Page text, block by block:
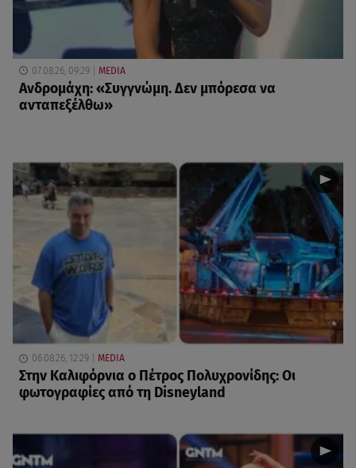
07.08.26, 09:29 MEDIA
Ανδρομάχη: «Συγγνώμη. Δεν μπόρεσα να
ανταπεξέλθω»
06.08.26, 12:29 MEDIA
Στην Καλιφόρνια ο Πέτρος Πολυχρονίδης: Οι
φωτογραφίες από τη Disneyland